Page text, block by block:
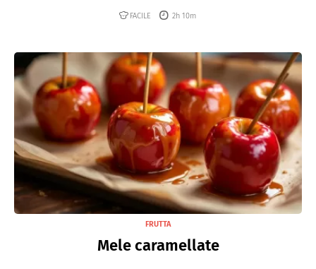
FACILE 2h 10m
FRUTTA
Mele caramellate